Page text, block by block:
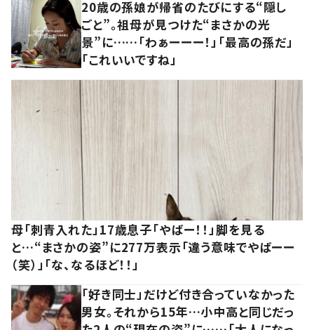
20歳の孫娘が帰省のたびにする“隠し
ごと”。祖母が見つけた“まさかの光
景”に……「わぁーーー！」「最高の孫だ」
「これいいですね」
母「刺青入れた」17歳息子「やばー！！」脚を見る
と…“まさかの姿”に277万表示「違う意味でやばーー
（笑）」「な、なるほど！！」
「好き同士」だけど付き合っていなかった
男女。それから15年…小中高と同じだっ